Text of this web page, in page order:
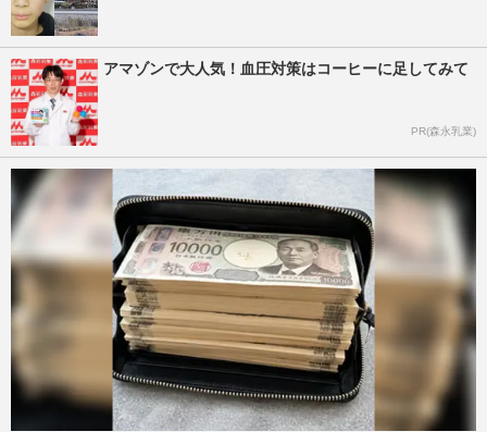
アマゾンで大人気！血圧対策はコーヒーに足してみて
PR(森永乳業)